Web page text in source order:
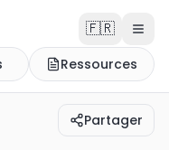
🇫🇷
Ressources
Partager